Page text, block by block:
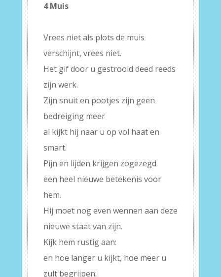
4 Muis
Vrees niet als plots de muis
verschijnt, vrees niet.
Het gif door u gestrooid deed reeds
zijn werk.
Zijn snuit en pootjes zijn geen
bedreiging meer
al kijkt hij naar u op vol haat en
smart.
Pijn en lijden krijgen zogezegd
een heel nieuwe betekenis voor
hem.
Hij moet nog even wennen aan deze
nieuwe staat van zijn.
Kijk hem rustig aan:
en hoe langer u kijkt, hoe meer u
zult begrijpen: